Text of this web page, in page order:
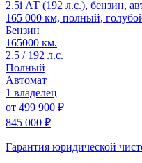
2.5i АТ (192 л.с.), бензин,
165 000 км, полный,
Бензин
165000 км.
2.5 / 192 л.с.
Полный
Автомат
1 владелец
от 499 900 ₽
845 000 ₽
Гарантия юридической